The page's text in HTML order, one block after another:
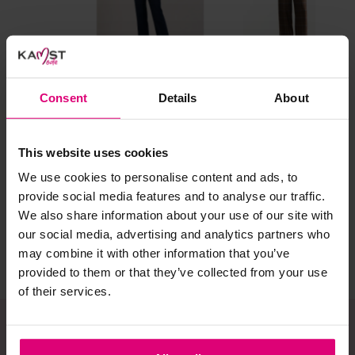
Consent Details About
This website uses cookies
We use cookies to personalise content and ads, to
provide social media features and to analyse our traffic.
We also share information about your use of our site with
our social media, advertising and analytics partners who
may combine it with other information that you’ve
provided to them or that they’ve collected from your use
of their services.
Doe de wasmachine niet te vol. Dat voorkomt
kreuken/wrijving.
Gebruik een waszakje voor poreuze materialen en/of
artikelen met kraaltjes/steentjes.
Selecteer het wasgoed op kleur en was met een passend
Gebreide kledingstukken (met of zonder wol):
Allereerst: stel het wassen zo lang mogelijk uit.
Was in de wasmachine op een wol-programma. Dit
voorkomt wrijving en pilling.
Was zo koud mogelijk.
Broek wijd
€ 89,99 € 159,95